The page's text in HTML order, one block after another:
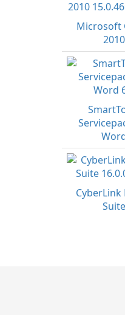
Microsoft
2010
CyberLink
Suite